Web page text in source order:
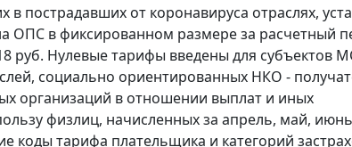
пострадавших от коронавируса отраслях,
ОПС в фиксированном размере за расчетный
руб. Нулевые тарифы введены для субъектов
социально ориентированных НКО -
организаций в отношении выплат и иных
физлиц, начисленных за апрель, май, июнь
коды тарифа плательщика и категорий